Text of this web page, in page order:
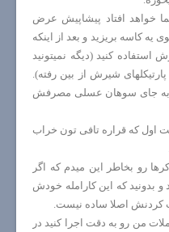
خواهد افتاد پیشاپیش عرض
یه کاسه بریزید و بعد از اینکه
کنید (دیگه نمیتونید
شیرش از بین رفته).
به جای سوهان عسلی مصرفش
اول که قراره تافی تون خراب
رو بخاطر این میدم که اگر
و بدونید که این کارامله خودش
کردنش اصلا ساده نیست.
من رو به دقت اجرا کنید در